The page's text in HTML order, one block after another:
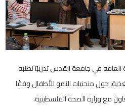
في جامعة القدس تدريبًا لطلبة
حول منحنيات النمو للأطفال وفقًا
مع وزارة الصحة الفلسطينية.